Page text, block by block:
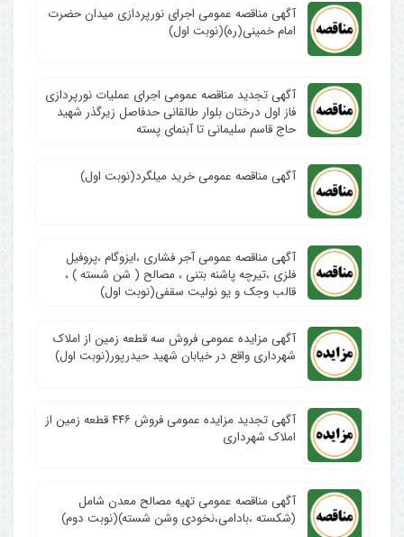
آگهی مناقصه عمومی اجرای نورپردازی میدان حضرت
امام خمینی(ره)(نوبت اول)
آگهی تجدید مناقصه عمومی اجرای عملیات نورپردازی
فاز اول درختان بلوار طالقانی حدفاصل زیرگذر شهید
حاج قاسم سلیمانی تا آبنمای پسته
آگهی مناقصه عمومی خرید میلگرد(نوبت اول)
آگهی مناقصه عمومی آجر فشاری ،ایزوگام ،پروفیل
فلزی ،تیرچه پاشنه بتنی ، مصالح ( شن شسته ) ،
قالب وجک و یو نولیت سقفی(نوبت اول)
آگهی مزایده عمومی فروش سه قطعه زمین از املاک
شهرداری واقع در خیابان شهید حیدرپور(نوبت اول)
آگهی تجدید مزایده عمومی فروش ۴۴۶ قطعه زمین از
املاک شهرداری
آگهی مناقصه عمومی تهیه مصالح معدن شامل
(شکسته ،بادامی،نخودی وشن شسته)(نوبت دوم)